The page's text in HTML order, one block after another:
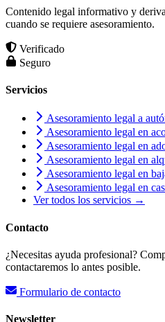
Contenido legal informativo y
cuando se requiere asesoramiento.
Verificado
Seguro
Servicios
Asesoramiento legal a
Asesoramiento legal en
Asesoramiento legal en
Asesoramiento legal en
Asesoramiento legal en
Asesoramiento legal en
Ver todos los servicios →
Contacto
¿Necesitas ayuda profesional?
contactaremos lo antes posible.
Formulario de contacto
Newsletter